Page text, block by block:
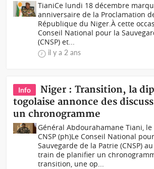
TianiCe lundi 18 décembre
anniversaire de la Proclamation
République du Niger.À cette
Conseil National pour la
(CNSP) et...
il y a 2 ans
Info
Niger : Transition, la
togolaise annonce des
un chronogramme
Général Abdourahamane Tiani,
CNSP (ph)Le Conseil National
Sauvegarde de la Patrie (CNSP)
train de planifier un
transition, une op...